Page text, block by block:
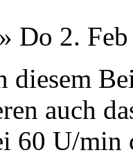
» Do 2.
auch
60 U/min